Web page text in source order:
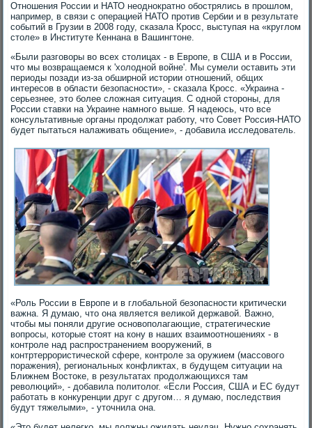
Отношения России и НАТО неоднократно обострялись в прошлом,
например, в связи с операцией НАТО против Сербии и в результате
событий в Грузии в 2008 году, сказала Кросс, выступая на «круглом
столе» в Институте Кеннана в Вашингтоне.
«Были разговоры во всех столицах - в Европе, в США и в России,
что мы возвращаемся к 'холодной войне'. Мы сумели оставить эти
периоды позади из-за обширной истории отношений, общих
интересов в области безопасности», - сказала Кросс. «Украина -
серьезнее, это более сложная ситуация. С одной стороны, для
России ставки на Украине намного выше. Я надеюсь, что все
консультативные органы продолжат работу, что Совет Россия-НАТО
будет пытаться налаживать общение», - добавила исследователь.
«Роль России в Европе и в глобальной безопасности критически
важна. Я думаю, что она является великой державой. Важно,
чтобы мы поняли другие основополагающие, стратегические
вопросы, которые стоят на кону в наших взаимоотношениях - в
контроле над распространением вооружений, в
контртеррористической сфере, контроле за оружием (массового
поражения), региональных конфликтах, в будущем ситуации на
Ближнем Востоке, в результатах продолжающихся там
революций», - добавила политолог. «Если Россия, США и ЕС будут
работать в конкуренции друг с другом… я думаю, последствия
будут тяжелыми», - уточнила она.